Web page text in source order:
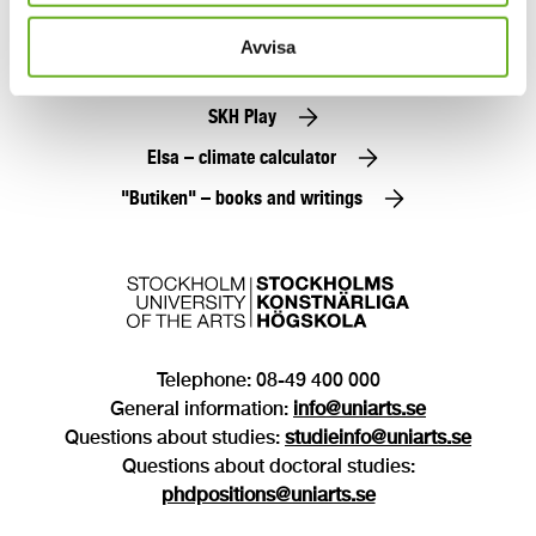
Avvisa
Alumni
Press
SKH Play
Elsa – climate calculator
"Butiken" – books and writings
Telephone: 08-49 400 000
General information: info@uniarts.se
Questions about studies: studieinfo@uniarts.se
Questions about doctoral studies:
phdpositions@uniarts.se